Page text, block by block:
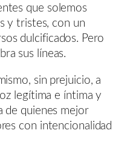
que solemos
y tristes, con un
dulcificados. Pero
sus líneas.
sin prejuicio, a
legítima e íntima y
de quienes mejor
con intencionalidad